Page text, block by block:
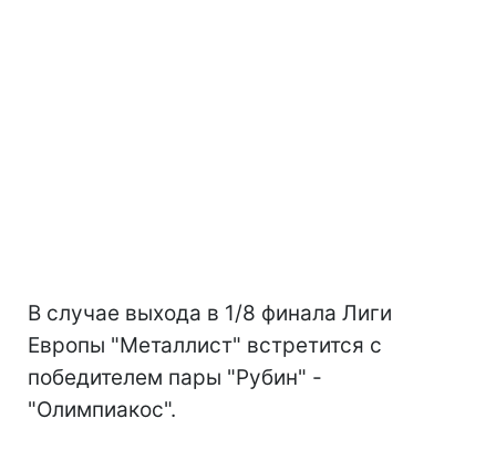
В случае выхода в 1/8 финала Лиги
Европы "Металлист" встретится с
победителем пары "Рубин" -
"Олимпиакос".